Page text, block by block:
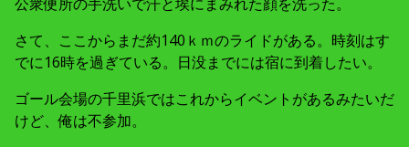
さて、ここからまだ約140ｋｍのライドがある。時刻はす
でに16時を過ぎている。日没までには宿に到着したい。
ゴール会場の千里浜ではこれからイベントがあるみたいだ
けど、俺は不参加。